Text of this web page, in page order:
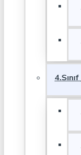
4.Sınıf